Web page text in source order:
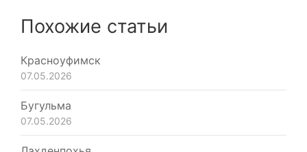
Похожие статьи
Красноуфимск
07.05.2026
Бугульма
07.05.2026